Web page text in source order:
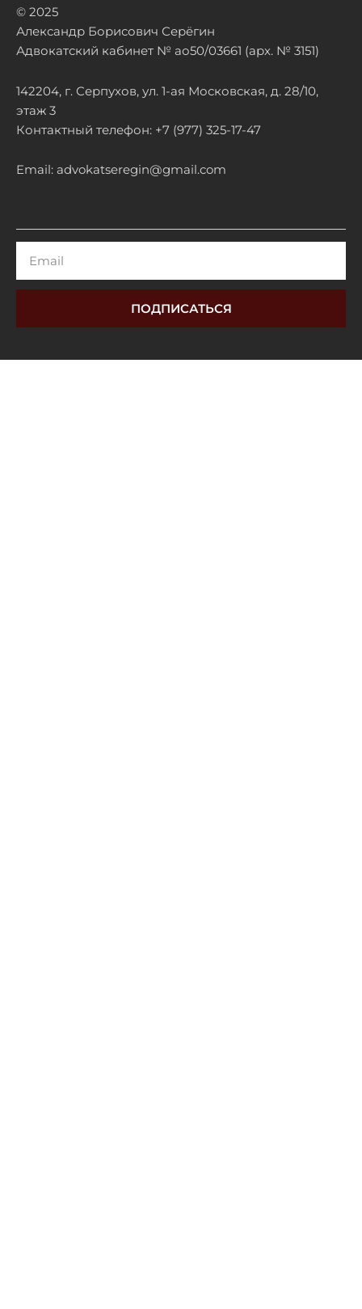
© 2025
Александр Борисович Серёгин
Адвокатский кабинет № ао50/03661 (арх. № 3151)
142204, г. Серпухов, ул. 1-ая Московская, д. 28/10,
этаж 3
Контактный телефон: +7 (977) 325-17-47
Email: advokatseregin@gmail.com
ПОДПИСАТЬСЯ